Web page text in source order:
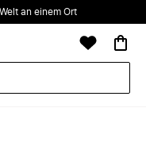
an einem Ort